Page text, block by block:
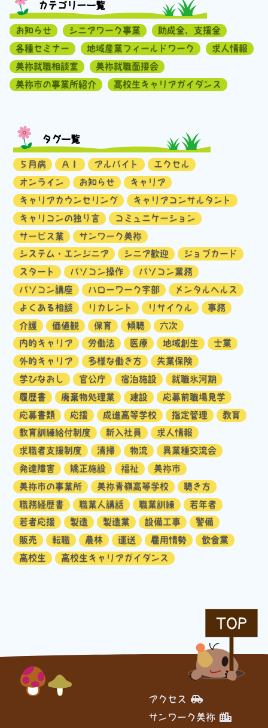
カテゴリー一覧
お知らせ シニアワーク事業
助成金、支援金
各種セミナー
地域産業フィールドワーク
求人情報
美祢就職相談室
美祢就職面接会
美祢市の事業所紹介
高校生キャリアガイダンス
タグ一覧
５月病 ＡＩ アルバイト
エクセル
オンライン
お知らせ
キャリア
キャリアカウンセリング
キャリアコンサルタント
キャリコンの独り言
コミュニケーション
サービス業
サンワーク美祢
システム・エンジニア
シニア歓迎
ジョブカード
スタート
パソコン操作
パソコン業務
パソコン講座
ハローワーク宇部
メンタルヘルス
よくある相談
リカレント リサイクル
事務
介護
価値観 保育 傾聴
六次
内的キャリア
労働法 医療 地域創生
士業
外的キャリア
多様な働き方
失業保険
学びなおし
官公庁 宿泊施設
就職氷河期
履歴書
廃棄物処理業 建設
応募前職場見学
応募書類
応援 成進高等学校 指定管理
教育
教育訓練給付制度
新入社員
求人情報
求職者支援制度
清掃 物流
異業種交流会
発達障害
矯正施設 福祉
美祢市
美祢市の事業所
美祢青嶺高等学校
聴き方
職務経歴書
職業人講話 職業訓練
若年者
若者応援
製造 製造業 設備工事
警備
販売
転職 農林 運送 雇用情勢
飲食業
高校生
高校生キャリアガイダンス
TOP
アクセス
サンワーク美祢